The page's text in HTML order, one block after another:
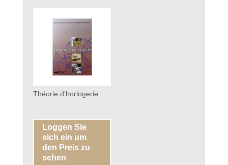
Théorie d’horlogerie
Loggen Sie
sich ein um
den Preis zu
sehen